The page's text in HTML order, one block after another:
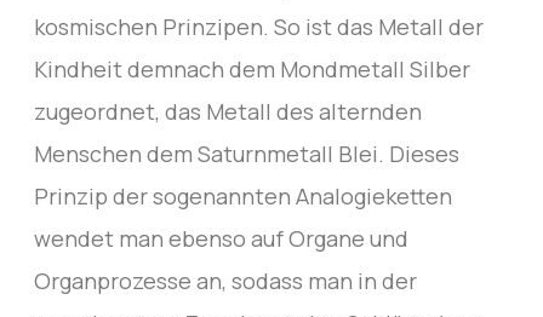
kosmischen Prinzipen. So ist das Metall der
Kindheit demnach dem Mondmetall Silber
zugeordnet, das Metall des alternden
Menschen dem Saturnmetall Blei. Dieses
Prinzip der sogenannten Analogieketten
wendet man ebenso auf Organe und
Organprozesse an, sodass man in der